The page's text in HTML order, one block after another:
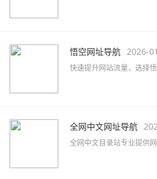
悟空网址导航 2026-
快速提升网站流量，选择
全网中文网址导航
全网中文目录站专业提供